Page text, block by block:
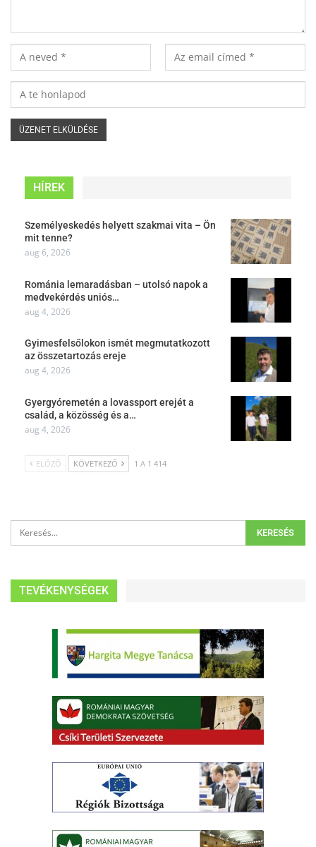
HÍREK
Személyeskedés helyett szakmai vita – Ön
mit tenne?
aug 6, 2026
Románia lemaradásban – utolsó napok a
medvekérdés uniós…
aug 4, 2026
Gyimesfelsőlokon ismét megmutatkozott
az összetartozás ereje
aug 4, 2026
Gyergyóremetén a lovassport erejét a
család, a közösség és a…
aug 4, 2026
ELŐZŐ KÖVETKEZŐ 1 A 1 414
TEVÉKENYSÉGEK